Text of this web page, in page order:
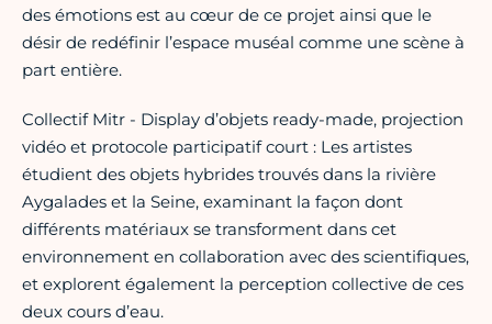
des émotions est au cœur de ce projet ainsi que le
désir de redéfinir l’espace muséal comme une scène à
part entière.
Collectif Mitr - Display d’objets ready-made, projection
vidéo et protocole participatif court : Les artistes
étudient des objets hybrides trouvés dans la rivière
Aygalades et la Seine, examinant la façon dont
différents matériaux se transforment dans cet
environnement en collaboration avec des scientifiques,
et explorent également la perception collective de ces
deux cours d’eau.